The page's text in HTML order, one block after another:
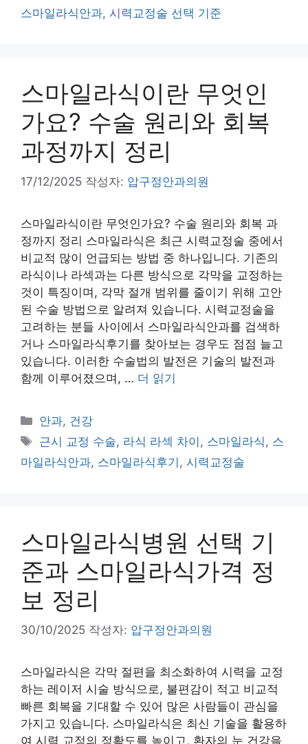
스마일라식안과, 시력교정술 선택 기준
스마일라식이란 무엇인
가요? 수술 원리와 회복
과정까지 정리
17/12/2025 작성자: 압구정안과의원
스마일라식이란 무엇인가요? 수술 원리와 회복 과
정까지 정리 스마일라식은 최근 시력교정술 중에서
비교적 많이 언급되는 방법 중 하나입니다. 기존의
라식이나 라섹과는 다른 방식으로 각막을 교정하는
것이 특징이며, 각막 절개 범위를 줄이기 위해 고안
된 수술 방법으로 알려져 있습니다. 시력교정술을
고려하는 분들 사이에서 스마일라식안과를 검색하
거나 스마일라식후기를 찾아보는 경우도 점점 늘고
있습니다. 이러한 수술법의 발전은 기술의 발전과
함께 이루어졌으며, … 더 읽기
카
테
리
안과, 건강
태
그
근시 교정 수술, 라식 라섹 차이 , 스마일라식 , 스
마일라식안과, 스마일라식후기 , 시력교정술
스마일라식병원 선택 기
준과 스마일라식가격 정
보 정리
30/10/2025 작성자: 압구정안과의원
스마일라식은 각막 절편을 최소화하여 시력을 교정
하는 레이저 시술 방식으로, 불편감이 적고 비교적
빠른 회복을 기대할 수 있어 많은 사람들이 관심을
가지고 있습니다. 스마일라식은 최신 기술을 활용하
여 시력 교정의 정확도를 높이고, 환자의 눈 건강을